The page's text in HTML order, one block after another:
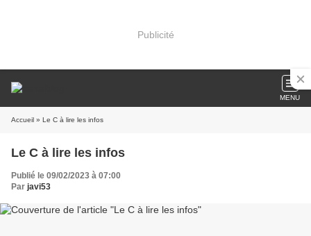
Publicité
MENU
Accueil » Le C à lire les infos
Le C à lire les infos
Publié le 09/02/2023 à 07:00
Par javi53